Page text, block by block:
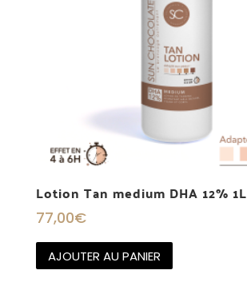
Lotion Tan medium DHA 12% 1L
77,00€
AJOUTER AU PANIER